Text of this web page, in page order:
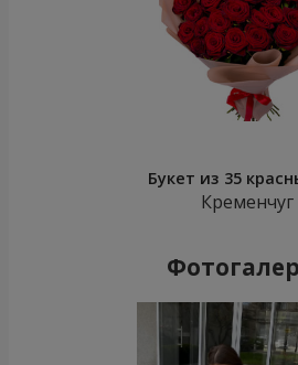
Букет из 35
Кременчуг